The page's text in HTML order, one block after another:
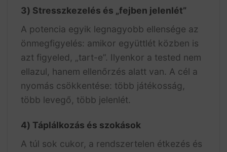
3) Stresszkezelés és „fejben jelenlét”
A potencia egyik legnagyobb ellensége az
önmegfigyelés: amikor együttlét közben is
azt figyeled, „tart-e”. Ilyenkor a tested nem
ellazul, hanem ellenőrzés alatt van. A cél a
nyomás csökkentése: több játékosság,
több levegő, több jelenlét.
4) Táplálkozás és szokások
A túl sok cukor, a rendszertelen étkezés és